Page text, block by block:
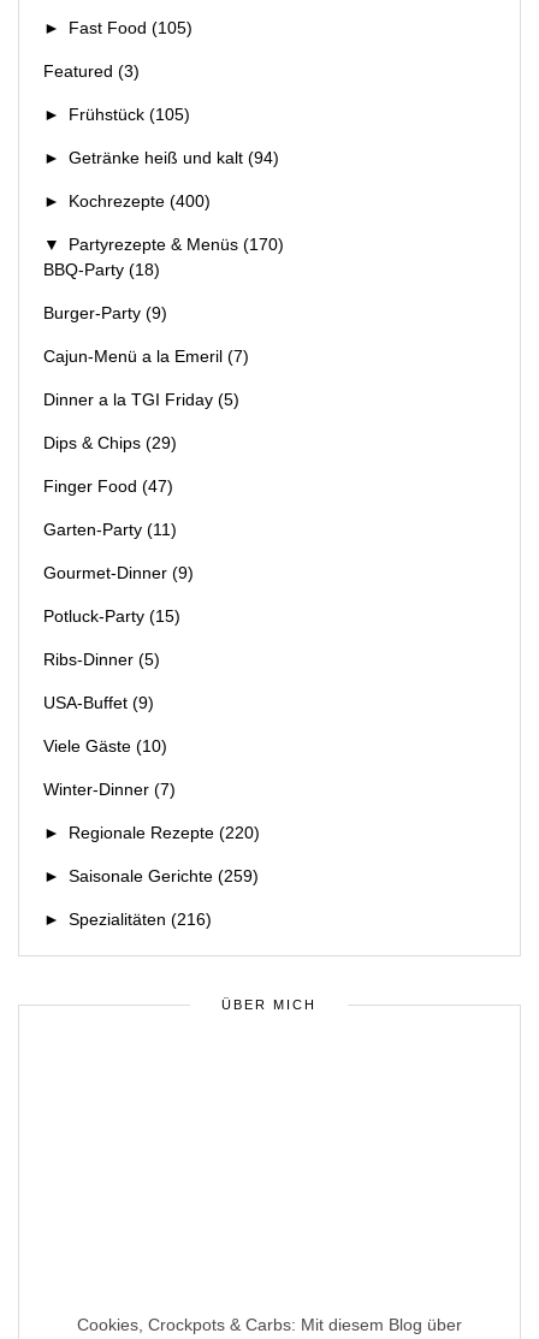
► Fast Food (105)
Featured (3)
► Frühstück (105)
► Getränke heiß und kalt (94)
► Kochrezepte (400)
▼ Partyrezepte & Menüs (170)
BBQ-Party (18)
Burger-Party (9)
Cajun-Menü a la Emeril (7)
Dinner a la TGI Friday (5)
Dips & Chips (29)
Finger Food (47)
Garten-Party (11)
Gourmet-Dinner (9)
Potluck-Party (15)
Ribs-Dinner (5)
USA-Buffet (9)
Viele Gäste (10)
Winter-Dinner (7)
► Regionale Rezepte (220)
► Saisonale Gerichte (259)
► Spezialitäten (216)
ÜBER MICH
Cookies, Crockpots & Carbs: Mit diesem Blog über